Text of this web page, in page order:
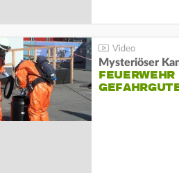
Mysteriöser